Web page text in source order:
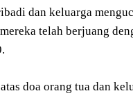
dan keluarga
telah berjuang
doa orang tua dan